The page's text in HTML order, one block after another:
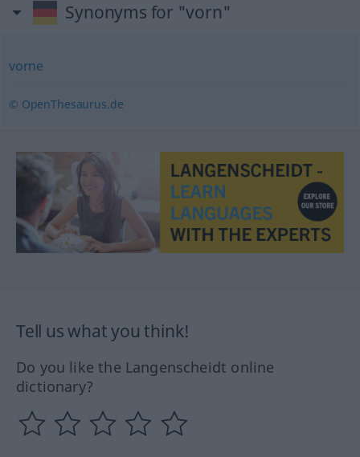
Synonyms for "vorn"
vorne
© OpenThesaurus.de
Tell us what you think!
Do you like the Langenscheidt online
dictionary?